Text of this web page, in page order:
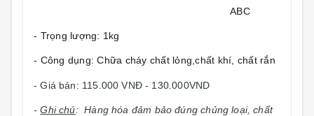
ABC
- Trọng lượng: 1kg
- Công dụng: Chữa cháy chất lỏng,chất khí, chất rắn
- Giá bán: 115.000 VNĐ - 130.000VND
-Ghi chú: Hàng hóa đảm bảo đúng chủng loại, chất